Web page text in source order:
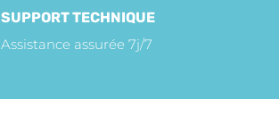
SUPPORT TECHNIQUE
Assistance assurée 7j/7